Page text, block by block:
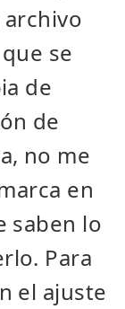
se
de
de
no me
en
saben lo
Para
el ajuste